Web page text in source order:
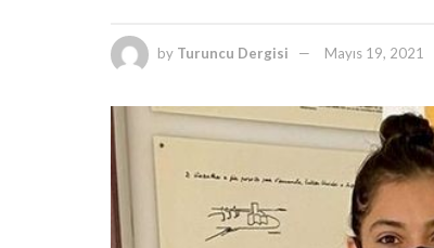
by Turuncu Dergisi Mayıs 19, 2021